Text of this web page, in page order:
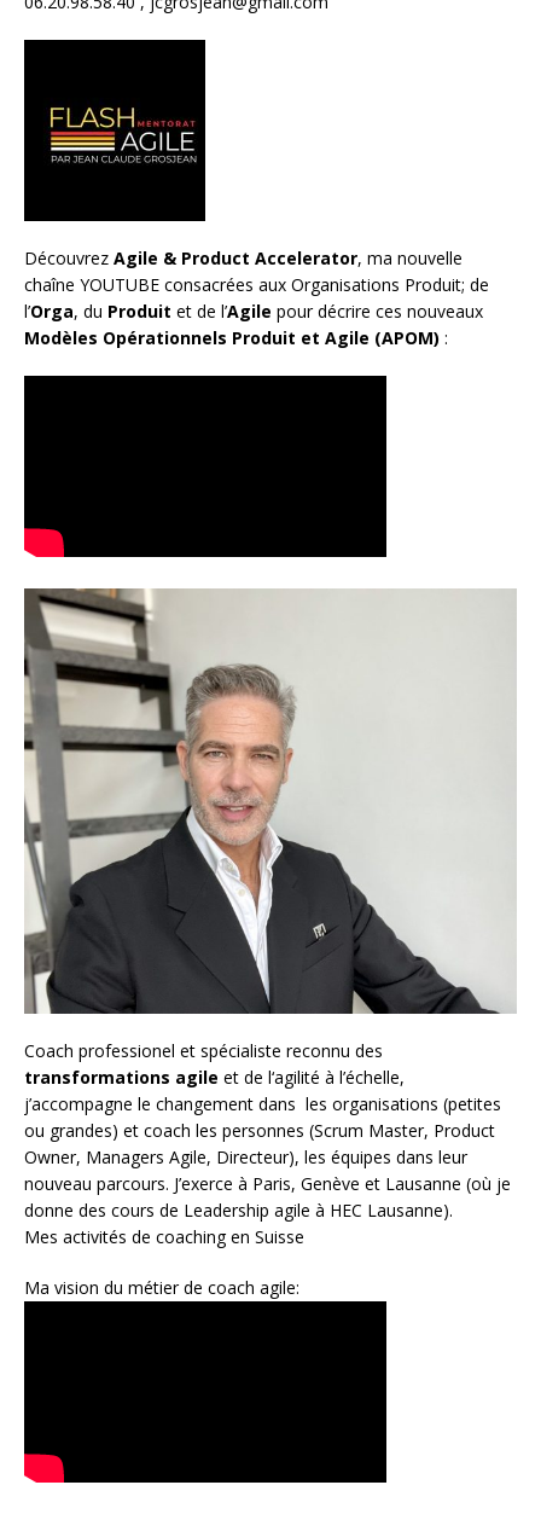
Découvrez Agile & Product Accelerator, ma nouvelle
chaîne YOUTUBE consacrées aux Organisations Produit; de
l’Orga, du Produit et de l’Agile pour décrire ces nouveaux
Modèles Opérationnels Produit et Agile (APOM) :
Coach professionel et spécialiste reconnu des
transformations agile et de l‘agilité à l’échelle,
j’accompagne le changement dans les organisations (petites
ou grandes) et coach les personnes (Scrum Master, Product
Owner, Managers Agile, Directeur), les équipes dans leur
nouveau parcours. J’exerce à Paris, Genève et Lausanne (où je
donne des cours de Leadership agile à HEC Lausanne).
Mes activités de coaching en Suisse
Ma vision du métier de coach agile: